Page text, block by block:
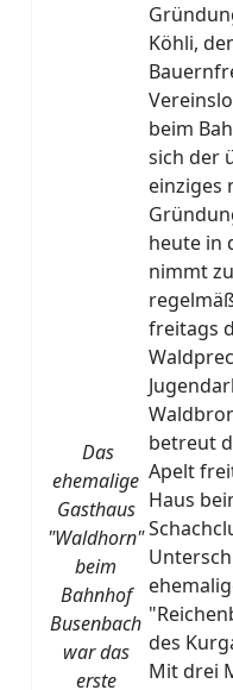
Köhli,
beim
sich der
einziges
heute in
nimmt
freitags
betreut
Apelt
Haus
des
Mit drei
Das
ehemalige
Gasthaus
"Waldhorn"
beim
Bahnhof
Busenbach
war das
erste